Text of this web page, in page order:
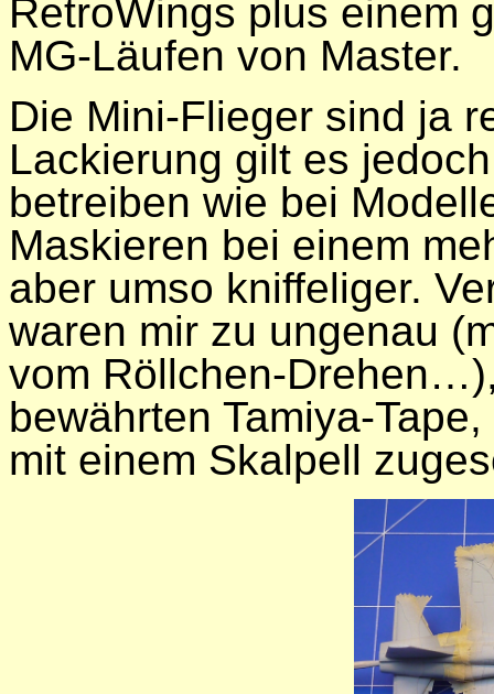
RetroWings plus einem
MG-Läufen von Master.
Die Mini-Flieger sind ja
Lackierung gilt es
betreiben wie bei
Maskieren bei einem
aber umso kniffeliger.
waren mir zu ungenau
vom Röllchen-
bewährten Tamiya-
mit einem Skalpell